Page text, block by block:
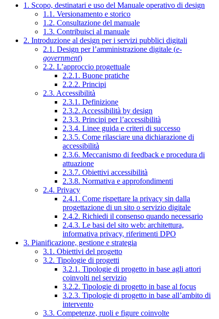
1. Scopo, destinatari e uso del Manuale operativo di design
1.1. Versionamento e storico
1.2. Consultazione del manuale
1.3. Contribuisci al manuale
2. Introduzione al design per i servizi pubblici digitali
2.1. Design per l’amministrazione digitale (e-
government)
2.2. L’approccio progettuale
2.2.1. Buone pratiche
2.2.2. Principi
2.3. Accessibilità
2.3.1. Definizione
2.3.2. Accessibilità by design
2.3.3. Principi per l’accessibilità
2.3.4. Linee guida e criteri di successo
2.3.5. Come rilasciare una dichiarazione di
accessibilità
2.3.6. Meccanismo di feedback e procedura di
attuazione
2.3.7. Obiettivi accessibilità
2.3.8. Normativa e approfondimenti
2.4. Privacy
2.4.1. Come rispettare la privacy sin dalla
progettazione di un sito o servizio digitale
2.4.2. Richiedi il consenso quando necessario
2.4.3. Le basi del sito web: architettura,
informativa privacy, riferimenti DPO
3. Pianificazione, gestione e strategia
3.1. Obiettivi del progetto
3.2. Tipologie di progetti
3.2.1. Tipologie di progetto in base agli attori
coinvolti nel servizio
3.2.2. Tipologie di progetto in base al focus
3.2.3. Tipologie di progetto in base all’ambito di
intervento
3.3. Competenze, ruoli e figure coinvolte